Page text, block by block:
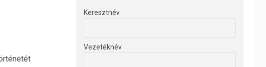
Keresztnév
Vezetéknév